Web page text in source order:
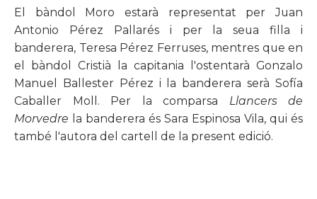
El bàndol Moro estarà representat per Juan
Antonio Pérez Pallarés i per la seua filla i
banderera, Teresa Pérez Ferruses, mentres que en
el bàndol Cristià la capitania l'ostentarà Gonzalo
Manuel Ballester Pérez i la banderera serà Sofía
Caballer Moll. Per la comparsa Llancers de
Morvedre la banderera és Sara Espinosa Vila, qui és
també l'autora del cartell de la present edició.